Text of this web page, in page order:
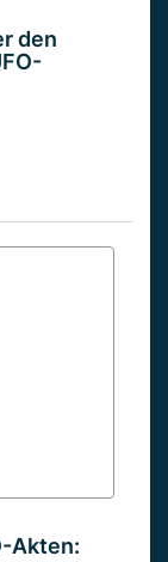
den
Akten: